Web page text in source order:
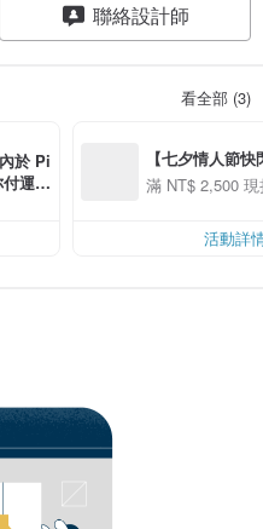
聯絡設計師
看全部 (3)
於 Pi
運
【七夕情人節
用 APP 購買任
00 現折 NT$100
滿 NT$ 2,500
活動詳